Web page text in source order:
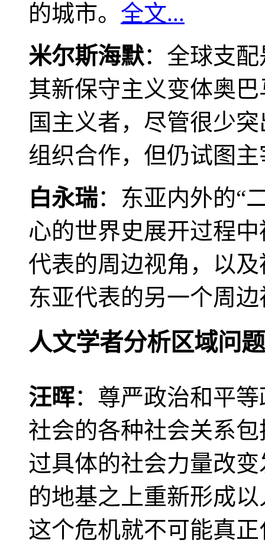
的城市。 全文...
米尔斯海默：全球支
其新保守主义变体奥
国主义者，尽管很少
组织合作，但仍试图
白永瑞：东亚内外的“
心的世界史展开过程
代表的周边视角，以
东亚代表的另一个周
人文学者分析区域问题
汪晖：尊严政治和平
社会的各种社会关系
过具体的社会力量改
的地基之上重新形成
这个危机就不可能真